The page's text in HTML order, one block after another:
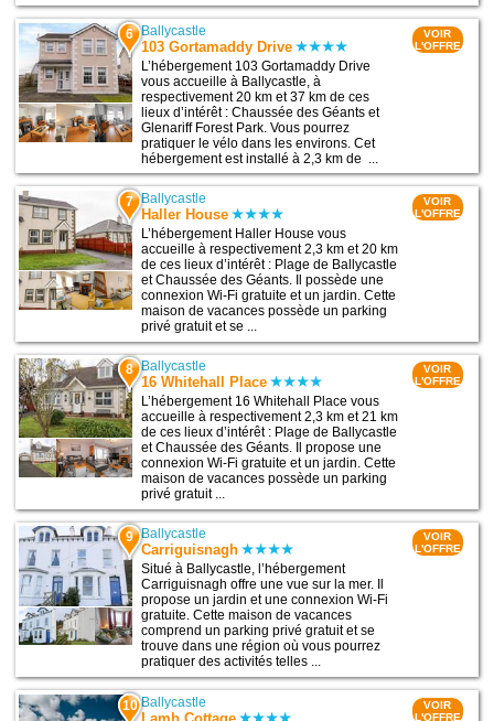
6 Ballycastle
103 Gortamaddy Drive
L’hébergement 103 Gortamaddy Drive
vous accueille à Ballycastle, à
respectivement 20 km et 37 km de ces
lieux d’intérêt : Chaussée des Géants et
Glenariff Forest Park. Vous pourrez
pratiquer le vélo dans les environs. Cet
hébergement est installé à 2,3 km de ...
VOIR
L'OFFRE
7 Ballycastle
Haller House
L’hébergement Haller House vous
accueille à respectivement 2,3 km et 20 km
de ces lieux d’intérêt : Plage de Ballycastle
et Chaussée des Géants. Il possède une
connexion Wi-Fi gratuite et un jardin. Cette
maison de vacances possède un parking
privé gratuit et se ...
VOIR
L'OFFRE
8 Ballycastle
16 Whitehall Place
L’hébergement 16 Whitehall Place vous
accueille à respectivement 2,3 km et 21 km
de ces lieux d’intérêt : Plage de Ballycastle
et Chaussée des Géants. Il propose une
connexion Wi-Fi gratuite et un jardin. Cette
maison de vacances possède un parking
privé gratuit ...
VOIR
L'OFFRE
9 Ballycastle
Carriguisnagh
Situé à Ballycastle, l’hébergement
Carriguisnagh offre une vue sur la mer. Il
propose un jardin et une connexion Wi-Fi
gratuite. Cette maison de vacances
comprend un parking privé gratuit et se
trouve dans une région où vous pourrez
pratiquer des activités telles ...
VOIR
L'OFFRE
10 Ballycastle
Lamb Cottage
VOIR
L'OFFRE